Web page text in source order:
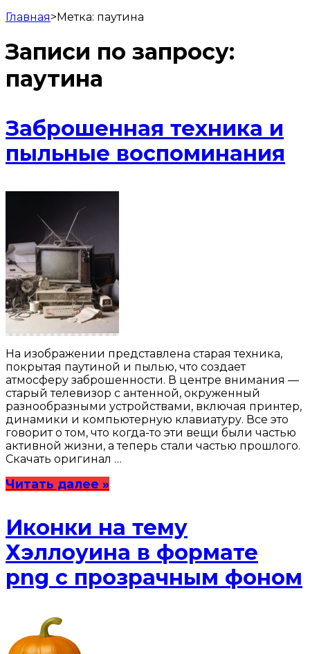
Главная>Метка: паутина
Записи по запросу:
паутина
Заброшенная техника и
пыльные воспоминания
На изображении представлена старая техника,
покрытая паутиной и пылью, что создает
атмосферу заброшенности. В центре внимания —
старый телевизор с антенной, окруженный
разнообразными устройствами, включая принтер,
динамики и компьютерную клавиатуру. Все это
говорит о том, что когда-то эти вещи были частью
активной жизни, а теперь стали частью прошлого.
Скачать оригинал …
Читать далее »
Иконки на тему
Хэллоуина в формате
png с прозрачным фоном